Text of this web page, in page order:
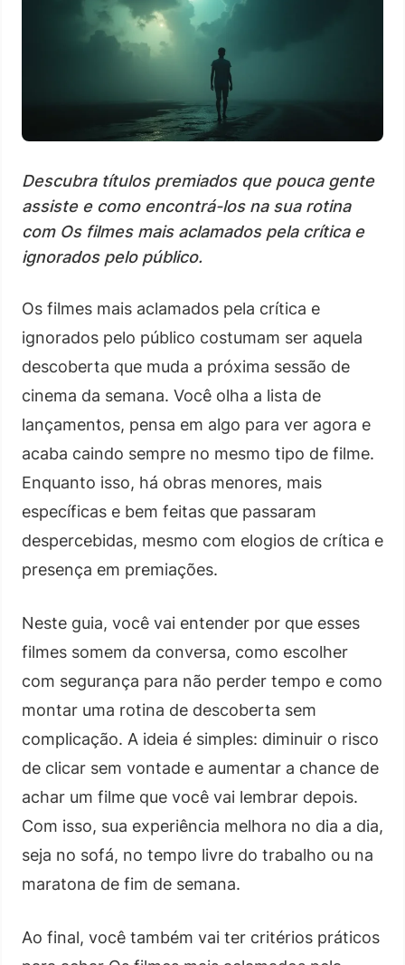
Descubra títulos premiados que pouca gente
assiste e como encontrá-los na sua rotina
com Os filmes mais aclamados pela crítica e
ignorados pelo público.
Os filmes mais aclamados pela crítica e
ignorados pelo público costumam ser aquela
descoberta que muda a próxima sessão de
cinema da semana. Você olha a lista de
lançamentos, pensa em algo para ver agora e
acaba caindo sempre no mesmo tipo de filme.
Enquanto isso, há obras menores, mais
específicas e bem feitas que passaram
despercebidas, mesmo com elogios de crítica e
presença em premiações.
Neste guia, você vai entender por que esses
filmes somem da conversa, como escolher
com segurança para não perder tempo e como
montar uma rotina de descoberta sem
complicação. A ideia é simples: diminuir o risco
de clicar sem vontade e aumentar a chance de
achar um filme que você vai lembrar depois.
Com isso, sua experiência melhora no dia a dia,
seja no sofá, no tempo livre do trabalho ou na
maratona de fim de semana.
Ao final, você também vai ter critérios práticos